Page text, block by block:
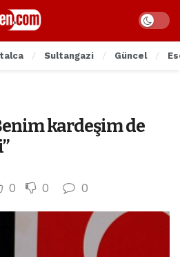
Sultangazi Güncel
kardeşim de
0 0 0